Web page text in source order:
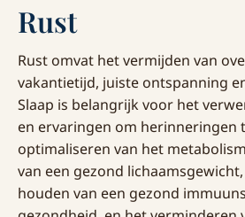
Rust
Rust omvat het vermijden van
vakantietijd, juiste ontspanning
Slaap is belangrijk voor het
en ervaringen om herinneringen
optimaliseren van het
van een gezond
houden van een gezond